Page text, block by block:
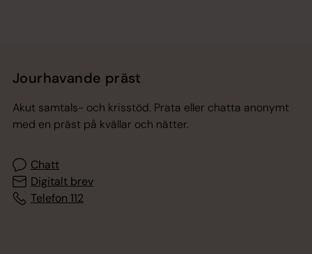
Jourhavande präst
Akut samtals- och krisstöd. Prata eller chatta anonymt
med en präst på kvällar och nätter.
Chatt
Digitalt brev
Telefon 112